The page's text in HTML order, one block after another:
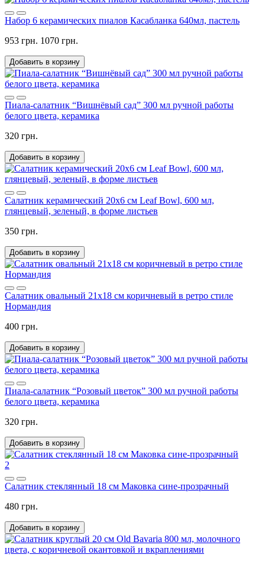
Набор 6 керамических пиалов Касабланка 640мл, пастель
953 грн. 1070 грн.
Добавить в корзину
Пиала-салатник “Вишнёвый сад” 300 мл ручной работы
белого цвета, керамика
320 грн.
Добавить в корзину
Салатник керамический 20х6 см Leaf Bowl, 600 мл,
глянцевый, зеленый, в форме листьев
350 грн.
Добавить в корзину
Салатник овальный 21x18 см коричневый в ретро стиле
Нормандия
400 грн.
Добавить в корзину
Пиала-салатник “Розовый цветок” 300 мл ручной работы
белого цвета, керамика
320 грн.
Добавить в корзину
2
Салатник стеклянный 18 см Маковка сине-прозрачный
480 грн.
Добавить в корзину